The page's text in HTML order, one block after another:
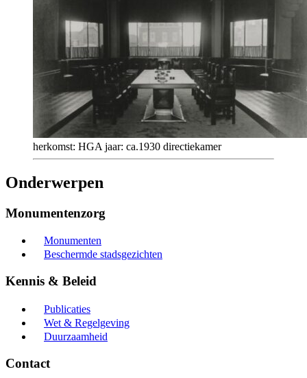
herkomst: HGA jaar: ca.1930 directiekamer
Onderwerpen
Monumentenzorg
Monumenten
Beschermde stadsgezichten
Kennis & Beleid
Publicaties
Wet & Regelgeving
Duurzaamheid
Contact